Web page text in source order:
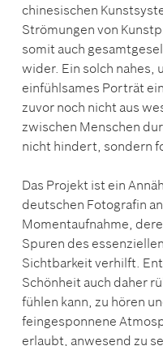
chinesischen
Strömungen von
somit auch
wider. Ein solch nahes,
einfühlsames Porträt
zuvor noch nicht aus
zwischen Menschen
nicht hindert, sondern
Das Projekt ist ein
deutschen Fotografin
Momentaufnahme,
Spuren des
Sichtbarkeit verhilft.
Schönheit auch daher
fühlen kann, zu hören
feingesponnene
erlaubt, anwesend zu